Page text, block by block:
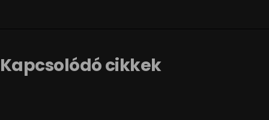
Kapcsolódó cikkek